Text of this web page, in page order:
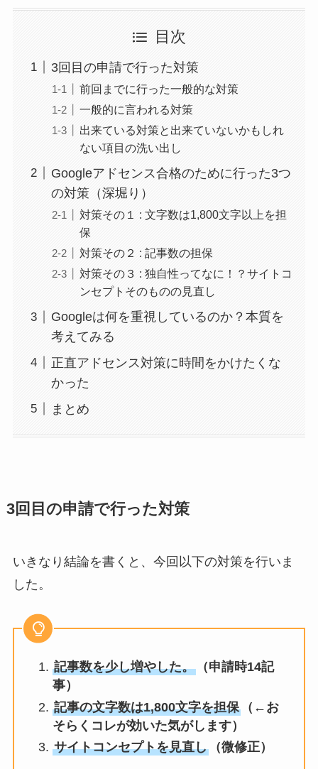
目次
3回目の申請で行った対策
前回までに行った一般的な対策
一般的に言われる対策
出来ている対策と出来ていないかもしれ
ない項目の洗い出し
Googleアドセンス合格のために行った3つ
の対策（深堀り）
対策その１ : 文字数は1,800文字以上を担
保
対策その２ : 記事数の担保
対策その３ : 独自性ってなに！？サイトコ
ンセプトそのものの見直し
Googleは何を重視しているのか？本質を
考えてみる
正直アドセンス対策に時間をかけたくな
かった
まとめ
3回目の申請で行った対策
いきなり結論を書くと、今回以下の対策を行いま
した。
記事数を少し増やした。（申請時14記
事）
記事の文字数は1,800文字を担保（←お
そらくコレが効いた気がします）
サイトコンセプトを見直し（微修正）